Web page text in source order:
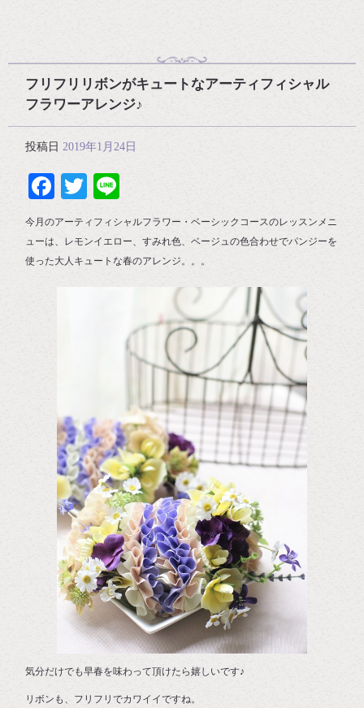
フリフリリボンがキュートなアーティフィシャル
フラワーアレンジ♪
投稿日 2019年1月24日
Facebook
Twitter
今月のアーティフィシャルフラワー・ベーシックコースのレッスンメニ
ューは、レモンイエロー、すみれ色、ベージュの色合わせでパンジーを
使った大人キュートな春のアレンジ。。。
気分だけでも早春を味わって頂けたら嬉しいです♪
リボンも、フリフリでカワイイですね。